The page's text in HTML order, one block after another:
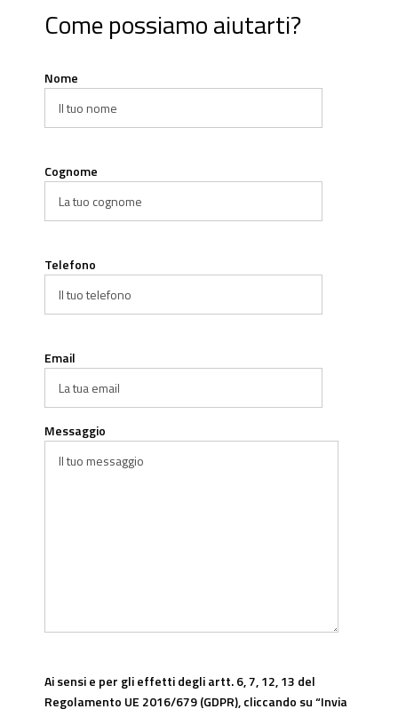
Come possiamo aiutarti?
Nome
Cognome
Telefono
Email
Messaggio
Ai sensi e per gli effetti degli artt. 6, 7, 12, 13 del
Regolamento UE 2016/679 (GDPR), cliccando su “Invia